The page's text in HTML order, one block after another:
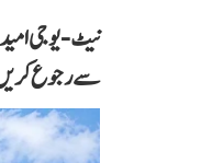
نیٹ-یو جی
سے رجوع